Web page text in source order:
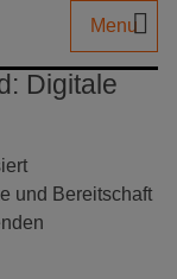
Menu
Digitale
und Bereitschaft